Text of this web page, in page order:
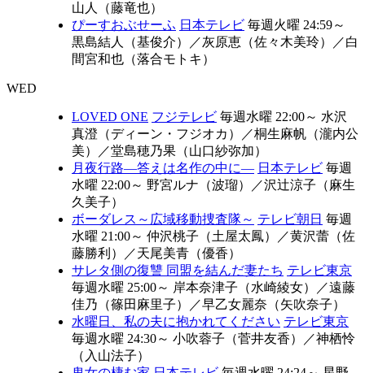
山人（藤竜也）
ぴーすおぶせーふ 日本テレビ 毎週火曜 24:59～
黒島結人（基俊介）
／灰原恵（佐々木美玲） ／白
間宮和也（落合モトキ）
WED
LOVED ONE フジテレビ 毎週水曜 22:00～ 水沢
真澄（ディーン・フジオカ）
／桐生麻帆（瀧内公
美）
／堂島穂乃果（山口紗弥加）
月夜行路―答えは名作の中に― 日本テレビ 毎週
水曜 22:00～ 野宮ルナ（波瑠） ／沢辻涼子（麻生
久美子）
ボーダレス～広域移動捜査隊～ テレビ朝日 毎週
水曜 21:00～ 仲沢桃子（土屋太鳳） ／黄沢蕾（佐
藤勝利）
／天尾美青（優香）
サレタ側の復讐 同盟を結んだ妻たち テレビ東京
毎週水曜 25:00～ 岸本奈津子（水崎綾女） ／遠藤
佳乃（篠田麻里子）
／早乙女麗奈（矢吹奈子）
水曜日、私の夫に抱かれてください テレビ東京
毎週水曜 24:30～ ⼩吹蓉⼦（菅井友香） ／神栖怜
（入山法子）